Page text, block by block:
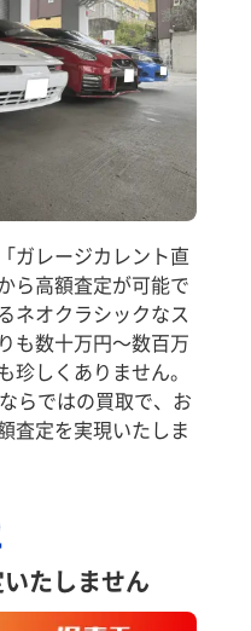
ガレージカレント直
ら高額査定が可能で
ネオクラシックなス
も数十万円～数百万
珍しくありません。
らではの買取で、お
査定を実現いたしま
たしません